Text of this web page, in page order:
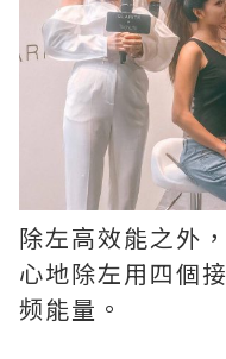
除左高效能之外
心地除左用四個
频能量。